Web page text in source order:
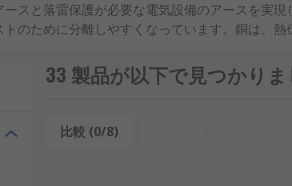
ースと落雷保護が必要な電気設備のアースを実
のために分離しやすくなっています。銅は、
33 製品が以下で見つかり
比較 (0/8)